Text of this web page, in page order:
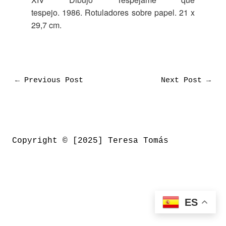
tespejo. 1986. Rotuladores sobre papel. 21 x
29,7 cm.
←Previous Post Next Post→
Copyright © [2025] Teresa Tomás
ES